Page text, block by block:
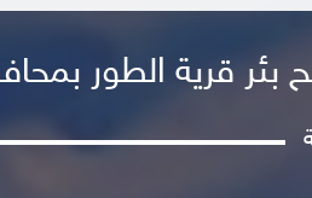
بئر قرية الطور